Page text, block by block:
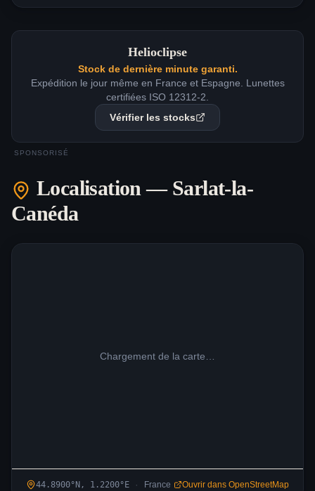
Helioclipse
Stock de dernière minute garanti.
Expédition le jour même en France et Espagne. Lunettes
certifiées ISO 12312-2.
Vérifier les stocks
SPONSORISÉ
Localisation — Sarlat-la-
Canéda
Chargement de la carte…
44.8900°N, 1.2200° E · France Ouvrir dans OpenStreetMap